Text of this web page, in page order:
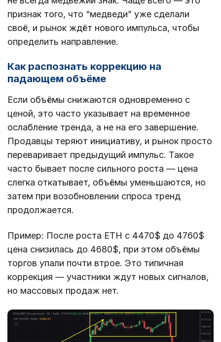
признак того, что “медведи” уже сделали
своё, и рынок ждёт нового импульса, чтобы
определить направление.
Как распознать коррекцию на
падающем объёме
Если объёмы снижаются одновременно с
ценой, это часто указывает на временное
ослабление тренда, а не на его завершение.
Продавцы теряют инициативу, и рынок просто
переваривает предыдущий импульс. Такое
часто бывает после сильного роста — цена
слегка откатывает, объёмы уменьшаются, но
затем при возобновлении спроса тренд
продолжается.
Пример: После роста ETH с 4470$ до 4760$
цена снизилась до 4680$, при этом объёмы
торгов упали почти втрое. Это типичная
коррекция — участники ждут новых сигналов,
но массовых продаж нет.